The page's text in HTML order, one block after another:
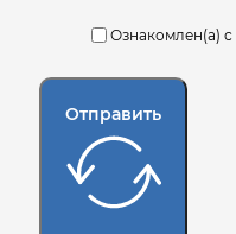
Ознакомлен(а) с
Отправить